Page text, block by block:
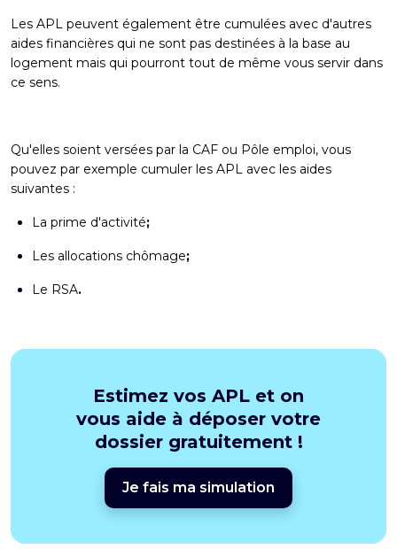
Les APL peuvent également être cumulées avec d'autres
aides financières qui ne sont pas destinées à la base au
logement mais qui pourront tout de même vous servir dans
ce sens.
Qu'elles soient versées par la CAF ou Pôle emploi, vous
pouvez par exemple cumuler les APL avec les aides
suivantes :
La prime d'activité;
Les allocations chômage;
Le RSA.
Estimez vos APL et on
vous aide à déposer votre
dossier gratuitement !
Je fais ma simulation